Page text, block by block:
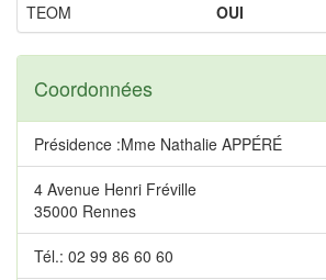
TEOM OUI
Coordonnées
Présidence :Mme Nathalie APPÉRÉ
4 Avenue Henri Fréville
35000 Rennes
Tél.: 02 99 86 60 60